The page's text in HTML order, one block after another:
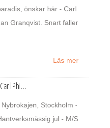
önskar här - Carl
Granqvist. Snart faller
Läs mer
Phi…
Nybrokajen, Stockholm -
jul - M/S